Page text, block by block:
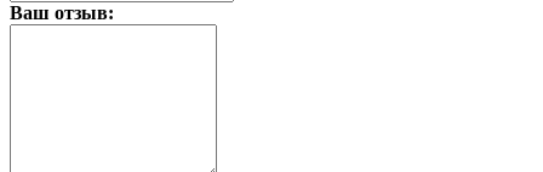
Ваш отзыв: